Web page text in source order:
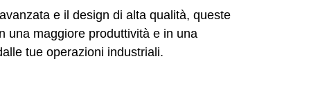
e il design di alta qualità, queste
una maggiore produttività e in una
tue operazioni industriali.